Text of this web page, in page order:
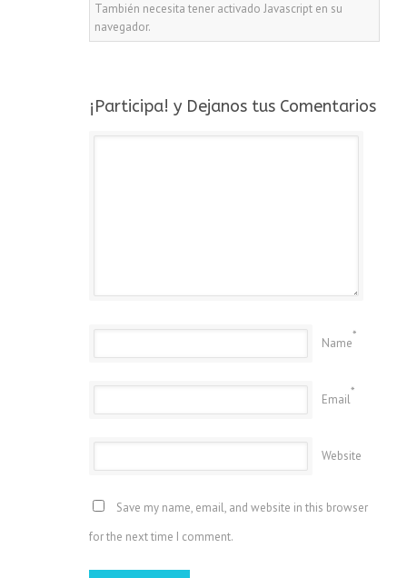
También necesita tener activado Javascript en su
navegador.
¡Participa! y Dejanos tus Comentarios
Name
*
Email
*
Website
Save my name, email, and website in this browser
for the next time I comment.